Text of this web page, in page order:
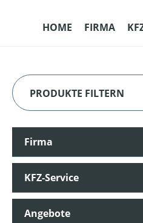
HOME FIRMA
PRODUKTE FILTERN
HERSTELLER
Firma
KFZ-Service
Angebote